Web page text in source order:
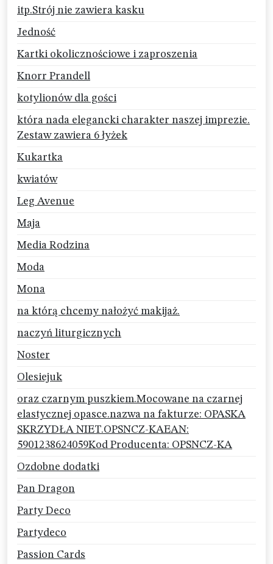
itp.Strój nie zawiera kasku
Jedność
Kartki okolicznościowe i zaproszenia
Knorr Prandell
kotylionów dla gości
która nada elegancki charakter naszej imprezie.
Zestaw zawiera 6 łyżek
Kukartka
kwiatów
Leg Avenue
Maja
Media Rodzina
Moda
Mona
na którą chcemy nałożyć makijaż.
naczyń liturgicznych
Noster
Olesiejuk
oraz czarnym puszkiem.Mocowane na czarnej
elastycznej opasce.nazwa na fakturze: OPASKA
SKRZYDŁA NIET.OPSNCZ-KAEAN:
5901238624059Kod Producenta: OPSNCZ-KA
Ozdobne dodatki
Pan Dragon
Party Deco
Partydeco
Passion Cards